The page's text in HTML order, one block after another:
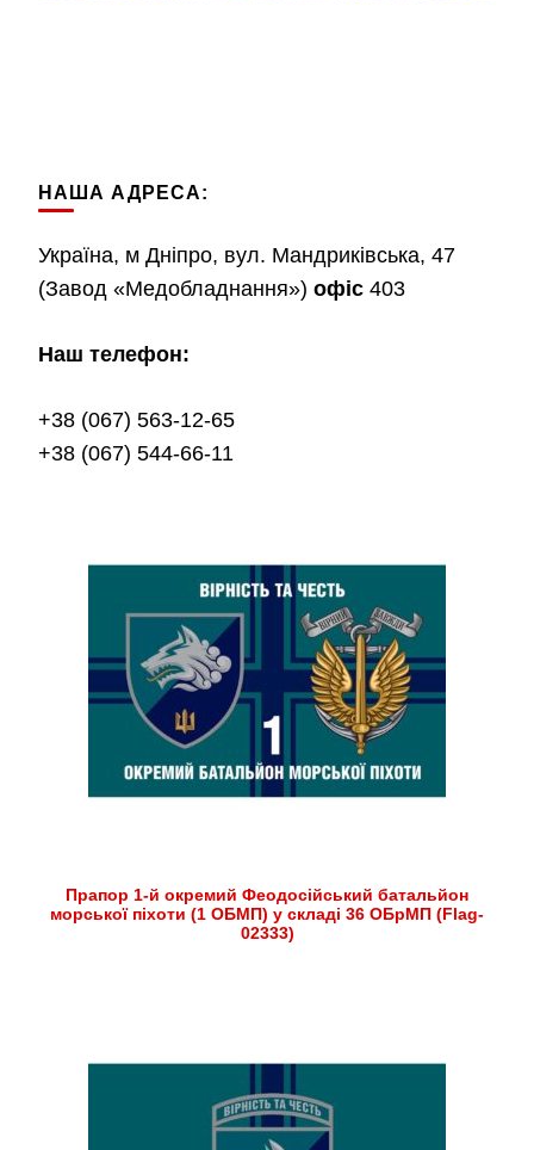
НАША АДРЕСА:
Україна, м Дніпро, вул. Мандриківська, 47
(Завод «Медобладнання») офіс 403
Наш телефон:
+38 (067) 563-12-65
+38 (067) 544-66-11
Прапор 1-й окремий Феодосійський батальйон
морської піхоти (1 ОБМП) у складі 36 ОБрМП (Flag-
02333)